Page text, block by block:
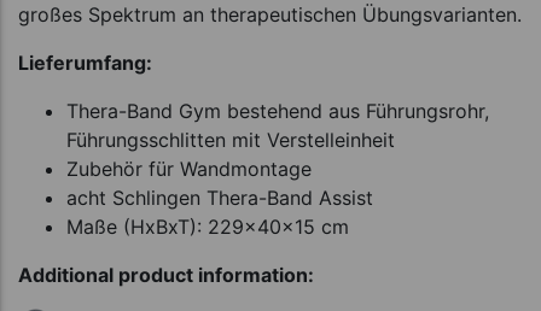
großes Spektrum an therapeutischen Übungsvarianten.
Lieferumfang:
Thera-Band Gym bestehend aus Führungsrohr,
Führungsschlitten mit Verstelleinheit
Zubehör für Wandmontage
acht Schlingen Thera-Band Assist
Maße (HxBxT): 229x40x15 cm
Additional product information: